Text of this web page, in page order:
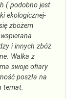
( podobno jest
ekologicznej-
zbożem
i innych zbóż
Walka z
swoje ofiary
poszła na
temat.